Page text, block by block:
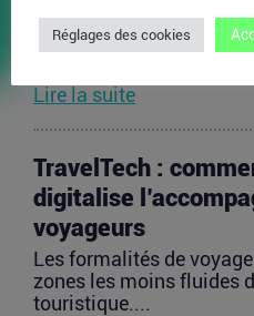
La généralisation de la
presque
Lire la suite
TravelTech :
digitalise
voyageurs
Les formalités de
zones les moins fluides
touristique....
Réglages des cookies